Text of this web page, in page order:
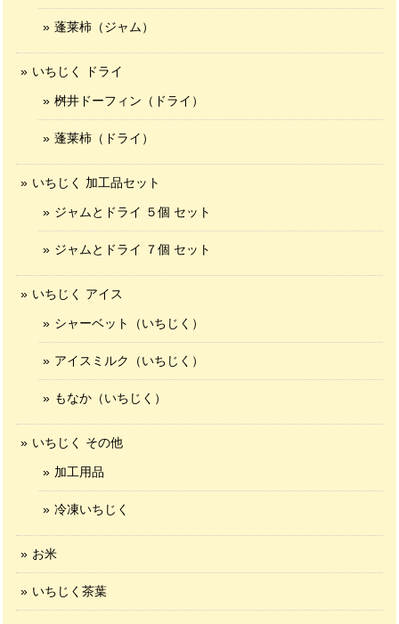
蓬莱柿（ジャム）
いちじく ドライ
桝井ドーフィン（ドライ）
蓬莱柿（ドライ）
いちじく 加工品セット
ジャムとドライ ５個 セット
ジャムとドライ ７個 セット
いちじく アイス
シャーベット（いちじく）
アイスミルク（いちじく）
もなか（いちじく）
いちじく その他
加工用品
冷凍いちじく
お米
いちじく茶葉